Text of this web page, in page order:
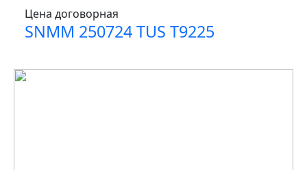
Цена договорная
SNMM 250724 TUS T9225